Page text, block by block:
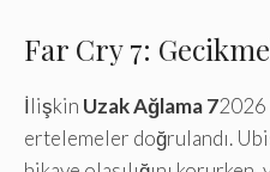
Far Cry 7:
İlişkin Uzak Ağlama 7
ertelemeler doğrulandı.